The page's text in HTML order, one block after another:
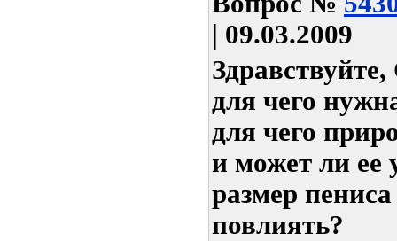
| 09.03.2009
для чего
для чего
и может ли ее
размер
повлиять?